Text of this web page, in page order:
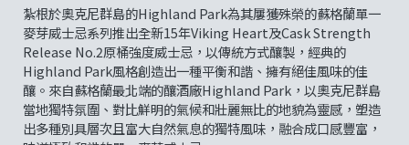
紮根於奧克尼群島的Highland Park為其屢獲殊榮的蘇格蘭單一
麥芽威士忌系列推出全新15年Viking Heart及Cask Strength
Release No.2原桶強度威士忌，以傳統方式釀製，經典的
Highland Park風格創造出一種平衡和諧、擁有絕佳風味的佳
釀。來自蘇格蘭最北端的釀酒廠Highland Park，以奧克尼群島
當地獨特氛圍、對比鮮明的氣候和壯麗無比的地貌為靈感，塑造
出多種別具層次且富大自然氣息的獨特風味，融合成口感豐富，